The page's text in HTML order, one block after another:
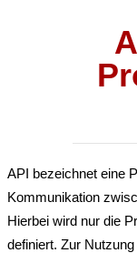
API bezeichnet eine
Kommunikation
Hierbei wird nur die
definiert. Zur